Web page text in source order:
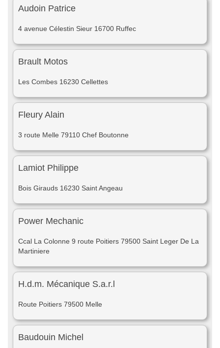
Audoin Patrice
4 avenue Célestin Sieur 16700 Ruffec
Brault Motos
Les Combes 16230 Cellettes
Fleury Alain
3 route Melle 79110 Chef Boutonne
Lamiot Philippe
Bois Girauds 16230 Saint Angeau
Power Mechanic
Ccal La Colonne 9 route Poitiers 79500 Saint Leger De La
Martiniere
H.d.m. Mécanique S.a.r.l
Route Poitiers 79500 Melle
Baudouin Michel